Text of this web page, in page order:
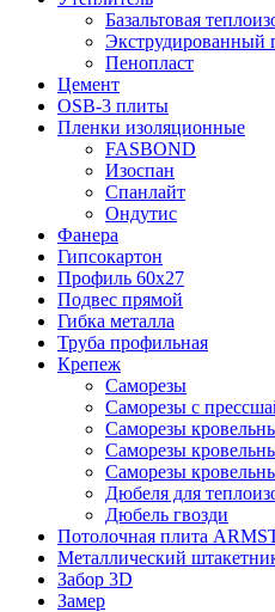
Базальтовая
Экструдированный
Пенопласт
Цемент
OSB-3 плиты
Пленки изоляционные
FASBOND
Изоспан
Спанлайт
Ондутис
Фанера
Гипсокартон
Профиль 60х27
Подвес прямой
Гибка металла
Труба профильная
Крепеж
Саморезы
Саморезы с
Саморезы
Саморезы
Саморезы
Дюбеля для
Дюбель гвозди
Потолочная плита
Металлический
Забор 3D
Замер